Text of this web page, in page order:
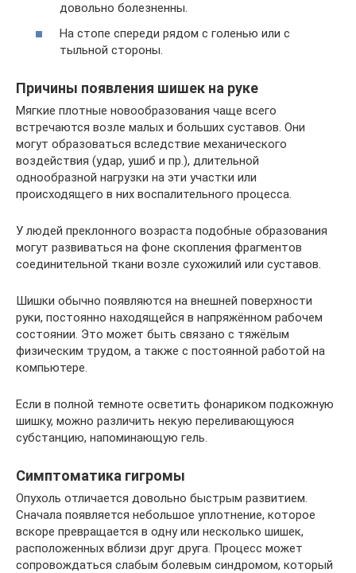
довольно болезненны.
На стопе спереди рядом с голенью или с
тыльной стороны.
Причины появления шишек на руке
Мягкие плотные новообразования чаще всего
встречаются возле малых и больших суставов. Они
могут образоваться вследствие механического
воздействия (удар, ушиб и пр.), длительной
однообразной нагрузки на эти участки или
происходящего в них воспалительного процесса.
У людей преклонного возраста подобные образования
могут развиваться на фоне скопления фрагментов
соединительной ткани возле сухожилий или суставов.
Шишки обычно появляются на внешней поверхности
руки, постоянно находящейся в напряжённом рабочем
состоянии. Это может быть связано с тяжёлым
физическим трудом, а также с постоянной работой на
компьютере.
Если в полной темноте осветить фонариком подкожную
шишку, можно различить некую переливающуюся
субстанцию, напоминающую гель.
Симптоматика гигромы
Опухоль отличается довольно быстрым развитием.
Сначала появляется небольшое уплотнение, которое
вскоре превращается в одну или несколько шишек,
расположенных вблизи друг друга. Процесс может
сопровождаться слабым болевым синдромом, который